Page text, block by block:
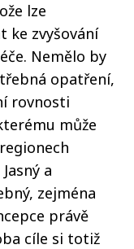
lze
ke zvyšování
Nemělo by
opatření,
rovnosti
může
a
zejména
právě
cíle si totiž